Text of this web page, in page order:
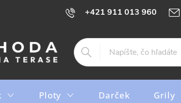
+421 911 013 960
Ploty Darček Grily